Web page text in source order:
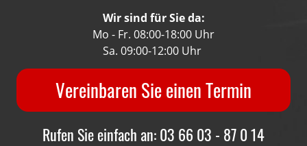
Wir sind für Sie da:
Mo - Fr. 08:00-18:00 Uhr
Sa. 09:00-12:00 Uhr
Vereinbaren Sie einen Termin
Rufen Sie einfach an: 03 66 03 - 87 0 14